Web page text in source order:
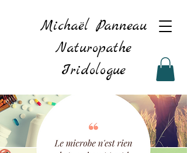
Michaël Panneau
Naturopathe
Iridologue